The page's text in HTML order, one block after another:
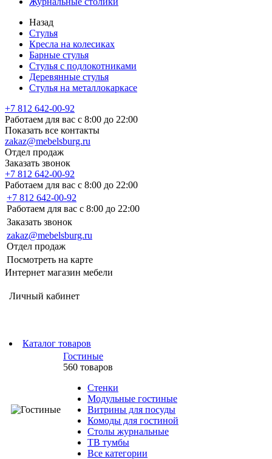
Назад
Стулья
Кресла на колесиках
Барные стулья
Стулья с подлокотниками
Деревянные стулья
Стулья на металлокаркасе
+7 812 642-00-92
Работаем для вас с 8:00 до 22:00
Показать все контакты
zakaz@mebelsburg.ru
Отдел продаж
Заказать звонок
+7 812 642-00-92
Работаем для вас с 8:00 до 22:00
+7 812 642-00-92
Работаем для вас с 8:00 до 22:00
Заказать звонок
zakaz@mebelsburg.ru
Отдел продаж
Посмотреть на карте
Интернет магазин мебели
Личный кабинет
Каталог товаров
Гостиные
560 товаров
Стенки
Модульные гостиные
Витрины для посуды
Комоды для гостиной
Столы журнальные
ТВ тумбы
Все категории